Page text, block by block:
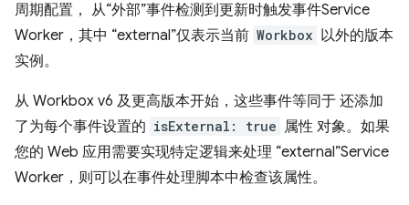
周期配置， 从“外部”事件检测到更新时触发事件Service
Worker，其中 “external”仅表示当前 Workbox 以外的版本
实例。
从 Workbox v6 及更高版本开始，这些事件等同于 还添加
了为每个事件设置的 isExternal: true 属性 对象。如果
您的 Web 应用需要实现特定逻辑来处理 “external”Service
Worker，则可以在事件处理脚本中检查该属性。